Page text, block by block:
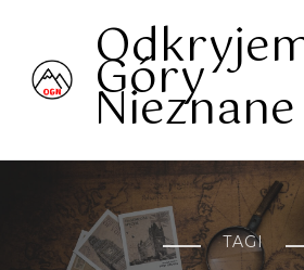
Góry
Nieznane
TAGI